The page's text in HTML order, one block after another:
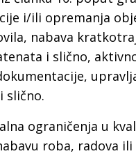
i/ili opremanja
nabava
i slično,
slično.
ograničenja u
roba, radova ili